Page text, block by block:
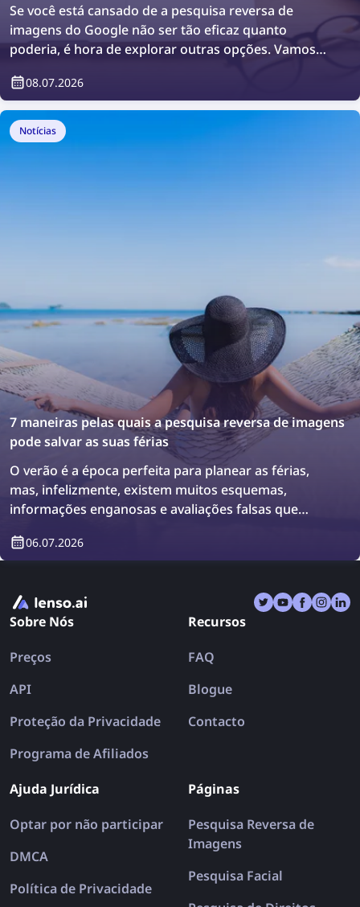
Se você está cansado de a pesquisa reversa de
imagens do Google não ser tão eficaz quanto
poderia, é hora de explorar outras opções. Vamos
melhores ferramentas gratuitas de pesquisa de
imagens em 2026!
08.07.2026
Notícias
7 maneiras pelas quais a pesquisa reversa de imagens
pode salvar as suas férias
O verão é a época perfeita para planear as férias,
mas, infelizmente, existem muitos esquemas,
informações enganosas e avaliações falsas que
resultado, pode regressar das férias ainda mais
uma vez por todas!
06.07.2026
Sobre Nós
Preços
API
Proteção da Privacidade
Programa de Afiliados
Recursos
FAQ
Blogue
Contacto
Ajuda Jurídica
Optar por não participar
DMCA
Política de Privacidade
Páginas
Pesquisa Reversa de
Imagens
Pesquisa Facial